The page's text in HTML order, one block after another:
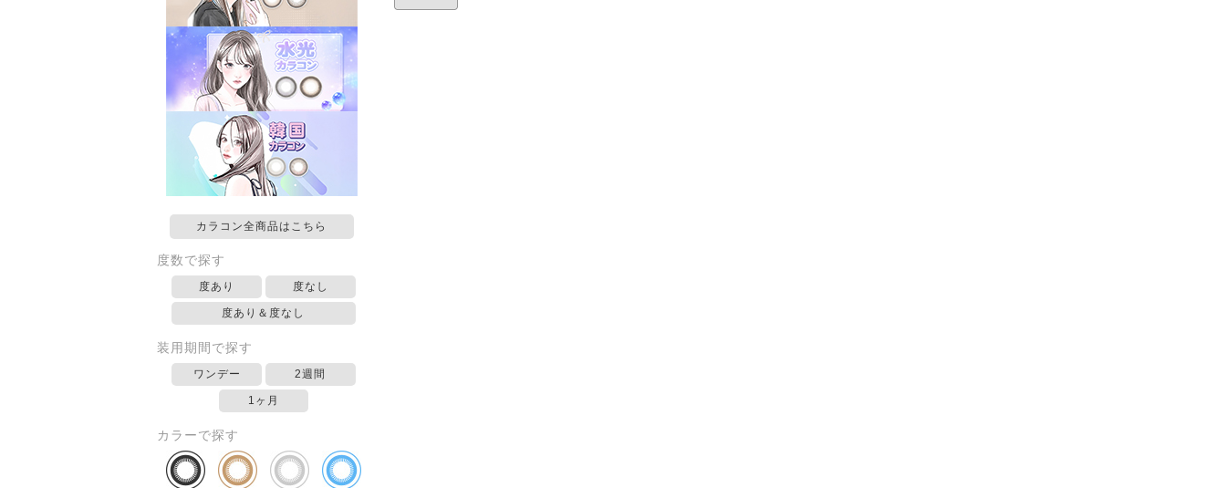
カラコン全商品はこちら
度数で探す
度あり 度なし
度あり＆度なし
装用期間で探す
ワンデー 2週間
1ヶ月
カラーで探す